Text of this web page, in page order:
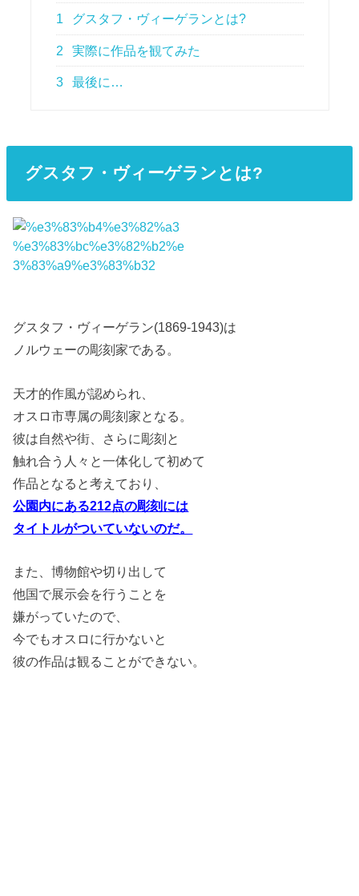
1 グスタフ・ヴィーゲランとは?
2 実際に作品を観てみた
3 最後に…
グスタフ・ヴィーゲランとは?
グスタフ・ヴィーゲラン(1869-1943)は
ノルウェーの彫刻家である。
天才的作風が認められ、
オスロ市専属の彫刻家となる。
彼は自然や街、さらに彫刻と
触れ合う人々と一体化して初めて
作品となると考えており、
公園内にある212点の彫刻には
タイトルがついていないのだ。
また、博物館や切り出して
他国で展示会を行うことを
嫌がっていたので、
今でもオスロに行かないと
彼の作品は観ることができない。